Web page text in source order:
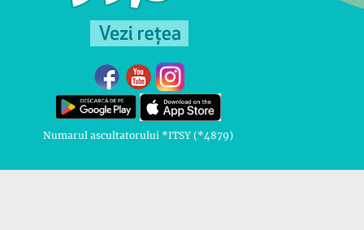
Numarul ascultatorului *ITSY (*4879)